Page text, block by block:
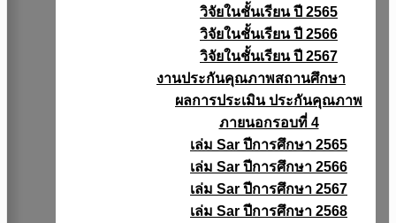
วิจัยในชั้นเรียน ปี 2565
วิจัยในชั้นเรียน ปี 2566
วิจัยในชั้นเรียน ปี 2567
งานประกันคุณภาพสถานศึกษา
ผลการประเมิน ประกันคุณภาพ
ภายนอกรอบที่ 4
เล่ม Sar ปีการศึกษา 2565
เล่ม Sar ปีการศึกษา 2566
เล่ม Sar ปีการศึกษา 2567
เล่ม Sar ปีการศึกษา 2568